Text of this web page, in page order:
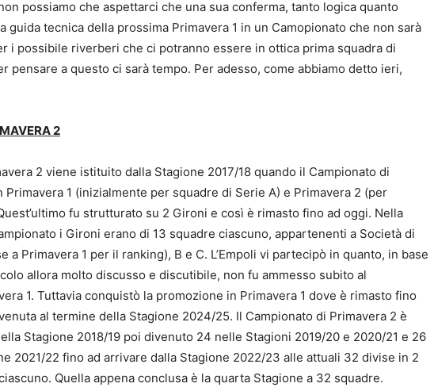
possiamo che aspettarci che una sua conferma, tanto logica quanto
guida tecnica della prossima Primavera 1 in un Camopionato che non sarà
i possibile riverberi che ci potranno essere in ottica prima squadra di
pensare a questo ci sarà tempo. Per adesso, come abbiamo detto ieri,
2
2 viene istituito dalla Stagione 2017/18 quando il Campionato di
Primavera 1 (inizialmente per squadre di Serie A) e Primavera 2 (per
fu strutturato su 2 Gironi e così è rimasto fino ad oggi. Nella
i Gironi erano di 13 squadre ciascuno, appartenenti a Società di
a Primavera 1 per il ranking), B e C. L’Empoli vi partecipò in quanto, in base
allora molto discusso e discutibile, non fu ammesso subito al
1. Tuttavia conquistò la promozione in Primavera 1 dove è rimasto fino
al termine della Stagione 2024/25. Il Campionato di Primavera 2 è
Stagione 2018/19 poi divenuto 24 nelle Stagioni 2019/20 e 2020/21 e 26
2021/22 fino ad arrivare dalla Stagione 2022/23 alle attuali 32 divise in 2
Quella appena conclusa è la quarta Stagione a 32 squadre.